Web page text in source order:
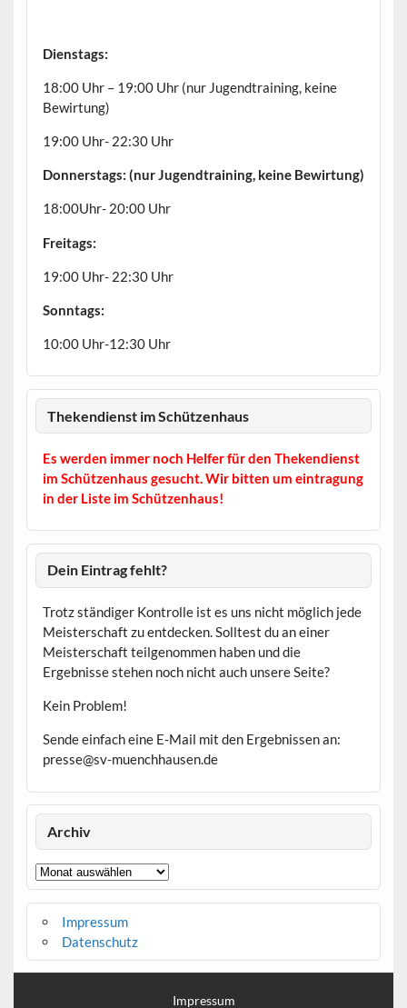
Dienstags:
18:00 Uhr – 19:00 Uhr (nur Jugendtraining, keine
Bewirtung)
19:00 Uhr- 22:30 Uhr
Donnerstags: (nur Jugendtraining, keine Bewirtung)
18:00Uhr- 20:00 Uhr
Freitags:
19:00 Uhr- 22:30 Uhr
Sonntags:
10:00 Uhr-12:30 Uhr
Thekendienst im Schützenhaus
Es werden immer noch Helfer für den Thekendienst
im Schützenhaus gesucht. Wir bitten um eintragung
in der Liste im Schützenhaus!
Dein Eintrag fehlt?
Trotz ständiger Kontrolle ist es uns nicht möglich jede
Meisterschaft zu entdecken. Solltest du an einer
Meisterschaft teilgenommen haben und die
Ergebnisse stehen noch nicht auch unsere Seite?
Kein Problem!
Sende einfach eine E-Mail mit den Ergebnissen an:
presse@sv-muenchhausen.de
Archiv
Archiv
Impressum
Datenschutz
Impressum